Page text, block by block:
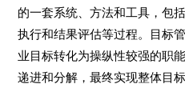
的一套系统、方法和工具，包
执行和结果评估等过程。目标
业目标转化为操纵性较强的职
递进和分解，最终实现整体目标